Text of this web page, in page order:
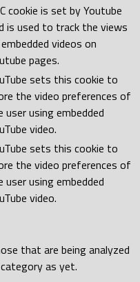
cookie is set by Youtube
is used to track the views
videos on
pages.
sets this cookie to
the video preferences of
user using embedded
video.
sets this cookie to
the video preferences of
user using embedded
video.
that are being analyzed
as yet.